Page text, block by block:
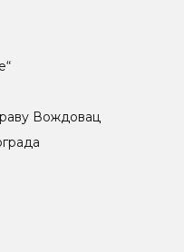
Вождовац